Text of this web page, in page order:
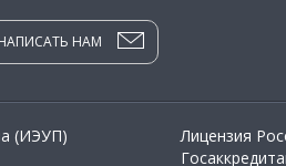
НАМ
(ИЭУП)
Лицензия